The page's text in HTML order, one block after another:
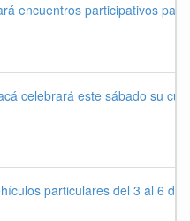
encuentros participativos
celebrará este sábado su
particulares del 3 al 6 de